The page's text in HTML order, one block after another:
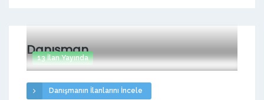
Danışman
13 İlan Yayında
Danışmanın İlanlarını İncele